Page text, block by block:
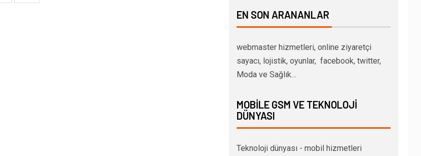
EN SON ARANANLAR
webmaster hizmetleri, online ziyaretçi
sayacı, lojistik, oyunlar, facebook, twitter,
Moda ve Sağlık…
MOBILE GSM VE TEKNOLOJI
DÜNYASI
Teknoloji dünyası - mobil hizmetleri